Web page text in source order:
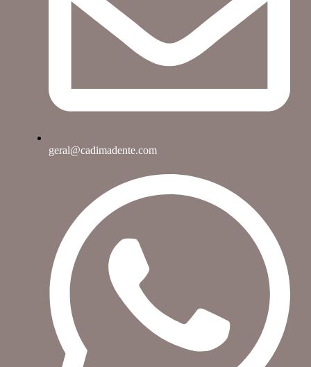
geral@cadimadente.com